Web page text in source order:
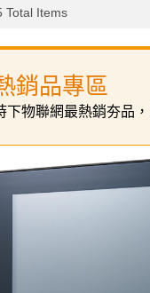
Total Items
銷品專區
下物聯網最熱銷夯品